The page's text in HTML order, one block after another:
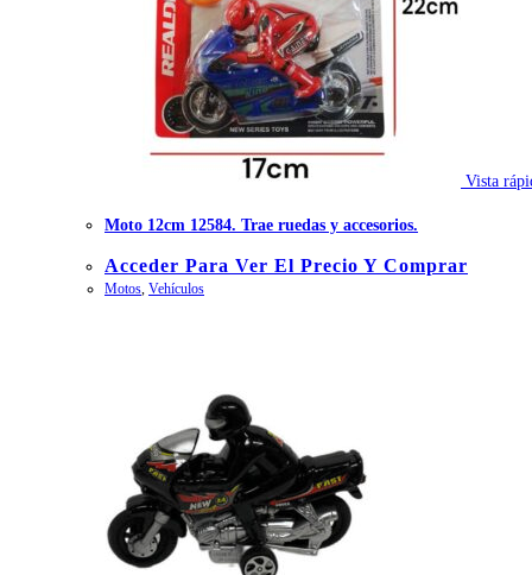
Vista
Moto 12cm 12584. Trae ruedas y accesorios.
Acceder Para Ver El Precio Y Comprar
Motos Vehículos